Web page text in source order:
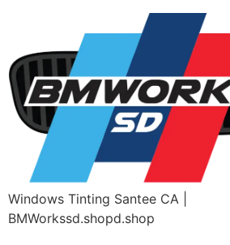
Windows Tinting Santee CA |
BMWorkssd.shopd.shop